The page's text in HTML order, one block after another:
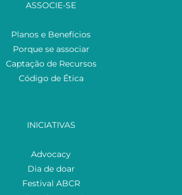
ASSOCIE-SE
Planos e Benefícios
Porque se associar
Captação de Recursos
Código de Ética
INICIATIVAS
Advocacy
Dia de doar
Festival ABCR